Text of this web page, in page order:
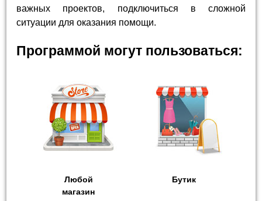
важных проектов, подключиться в сложной
ситуации для оказания помощи.
Программой могут пользоваться:
Любой
магазин
Бутик